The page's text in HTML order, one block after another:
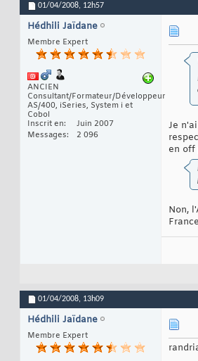
01/04/2008, 12h57
Hédhili Jaïdane
Membre Expert
ANCIEN
Consultant/Formateur/Développeur
AS/400, iSeries, System i et
Cobol
Inscrit en
Juin 2007
Messages
2 096
Je
en off
Non,
01/04/2008, 13h09
Hédhili Jaïdane
Membre Expert